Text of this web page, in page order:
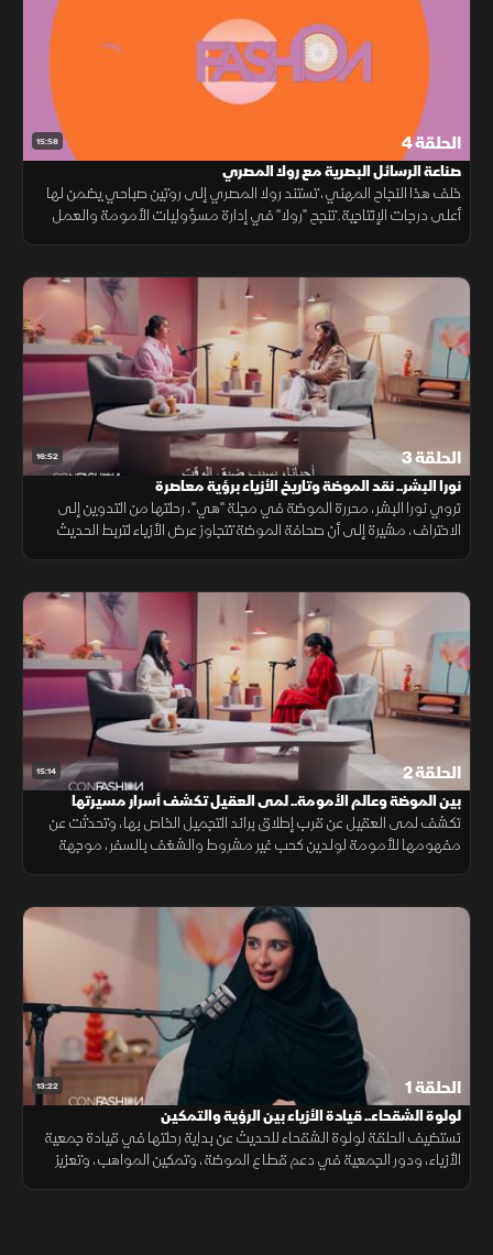
15:58 الحلقة 4
صناعة الرسائل البصرية مع رولا المصري
خلف هذا النجاح المهني، تستند رولا المصري إلى روتين صباحي يضمن لها
أعلى درجات الإنتاجية. تنجح "رولا" في إدارة مسؤوليات الأمومة والعمل
16:52 الحلقة 3
نورا البشر.. نقد الموضة وتاريخ الأزياء برؤية معاصرة
تروي نورا البشر، محررة الموضة في مجلة "هي"، رحلتها من التدوين إلى
الاحتراف، مشيرة إلى أن صحافة الموضة تتجاوز عرض الأزياء لتربط الحديث
15:14 الحلقة 2
بين الموضة وعالم الأمومة.. لمى العقيل تكشف أسرار مسيرتها
تكشف لمى العقيل عن قرب إطلاق براند التجميل الخاص بها، وتحدثت عن
مفهومها للأمومة لولدين كحب غير مشروط والشغف بالسفر، موجهة
13:22 الحلقة 1
لولوة الشقحاء.. قيادة الأزياء بين الرؤية والتمكين
تستضيف الحلقة لولوة الشقحاء للحديث عن بداية رحلتها في قيادة جمعية
الأزياء، ودور الجمعية في دعم قطاع الموضة، وتمكين المواهب، وتعزيز